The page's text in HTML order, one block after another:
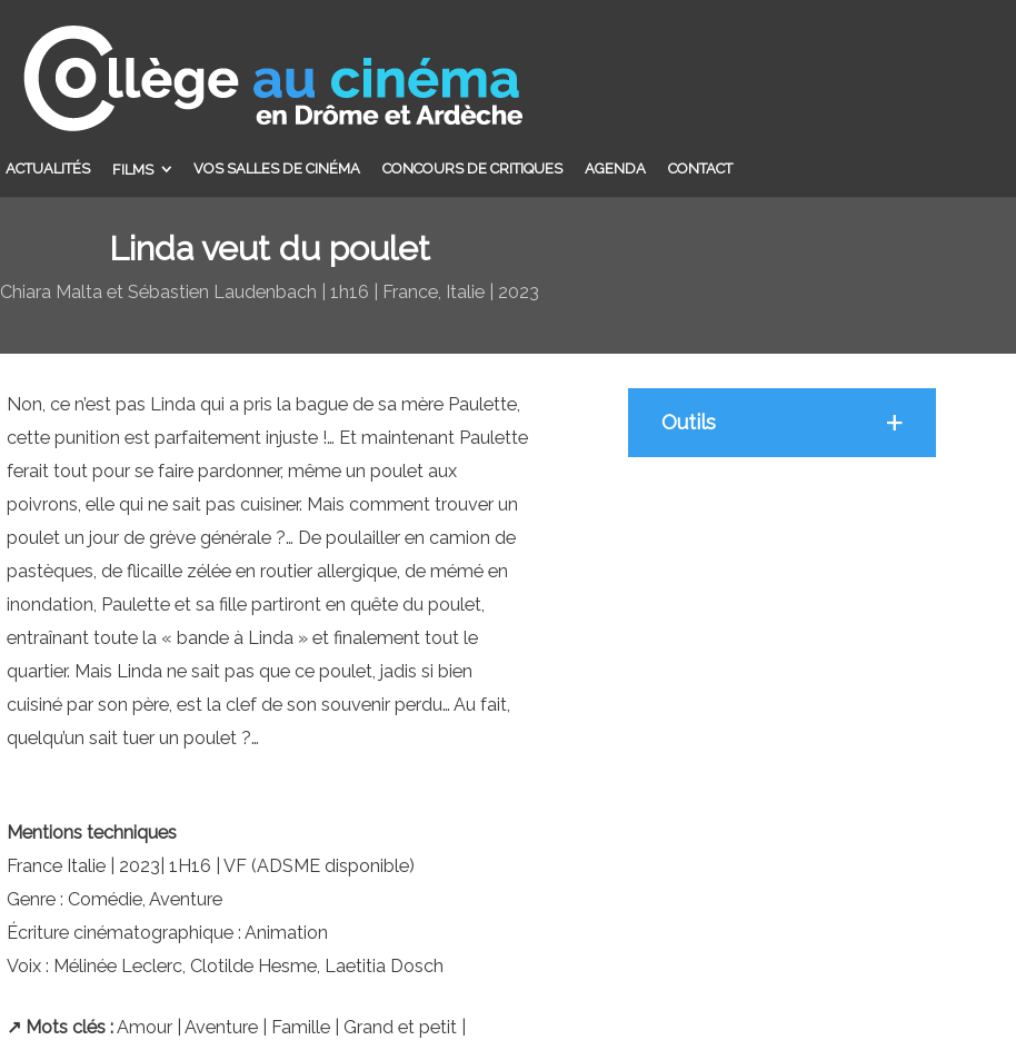
ACTUALITÉS FILMS VOS SALLES DE CINÉMA CONCOURS DE CRITIQUES AGENDA CONTACT
Linda veut du poulet
Chiara Malta et Sébastien Laudenbach | 1h16 | France, Italie | 2023
Non, ce n’est pas Linda qui a pris la bague de sa mère Paulette,
cette punition est parfaitement injuste !… Et maintenant Paulette
ferait tout pour se faire pardonner, même un poulet aux
poivrons, elle qui ne sait pas cuisiner. Mais comment trouver un
poulet un jour de grève générale ?… De poulailler en camion de
pastèques, de flicaille zélée en routier allergique, de mémé en
inondation, Paulette et sa fille partiront en quête du poulet,
entraînant toute la « bande à Linda » et finalement tout le
quartier. Mais Linda ne sait pas que ce poulet, jadis si bien
cuisiné par son père, est la clef de son souvenir perdu… Au fait,
quelqu’un sait tuer un poulet ?…
Mentions techniques
France Italie | 2023| 1H16 | VF (ADSME disponible)
Genre : Comédie, Aventure
Écriture cinématographique : Animation
Voix : Mélinée Leclerc, Clotilde Hesme, Laetitia Dosch
↗ Mots clés :Amour | Aventure | Famille | Grand et petit |
Outils